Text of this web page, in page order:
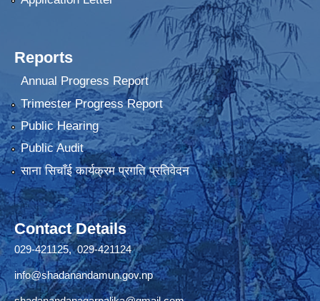
Reports
Annual Progress Report
Trimester Progress Report
Public Hearing
Public Audit
साना सिचाँई कार्यक्रम प्रगति प्रतिवेदन
Contact Details
029-421125, 029-421124
info@shadanandamun.gov.np